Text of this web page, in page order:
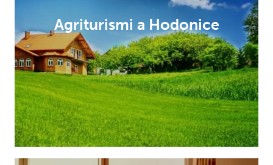
Agriturismi a Hodonice